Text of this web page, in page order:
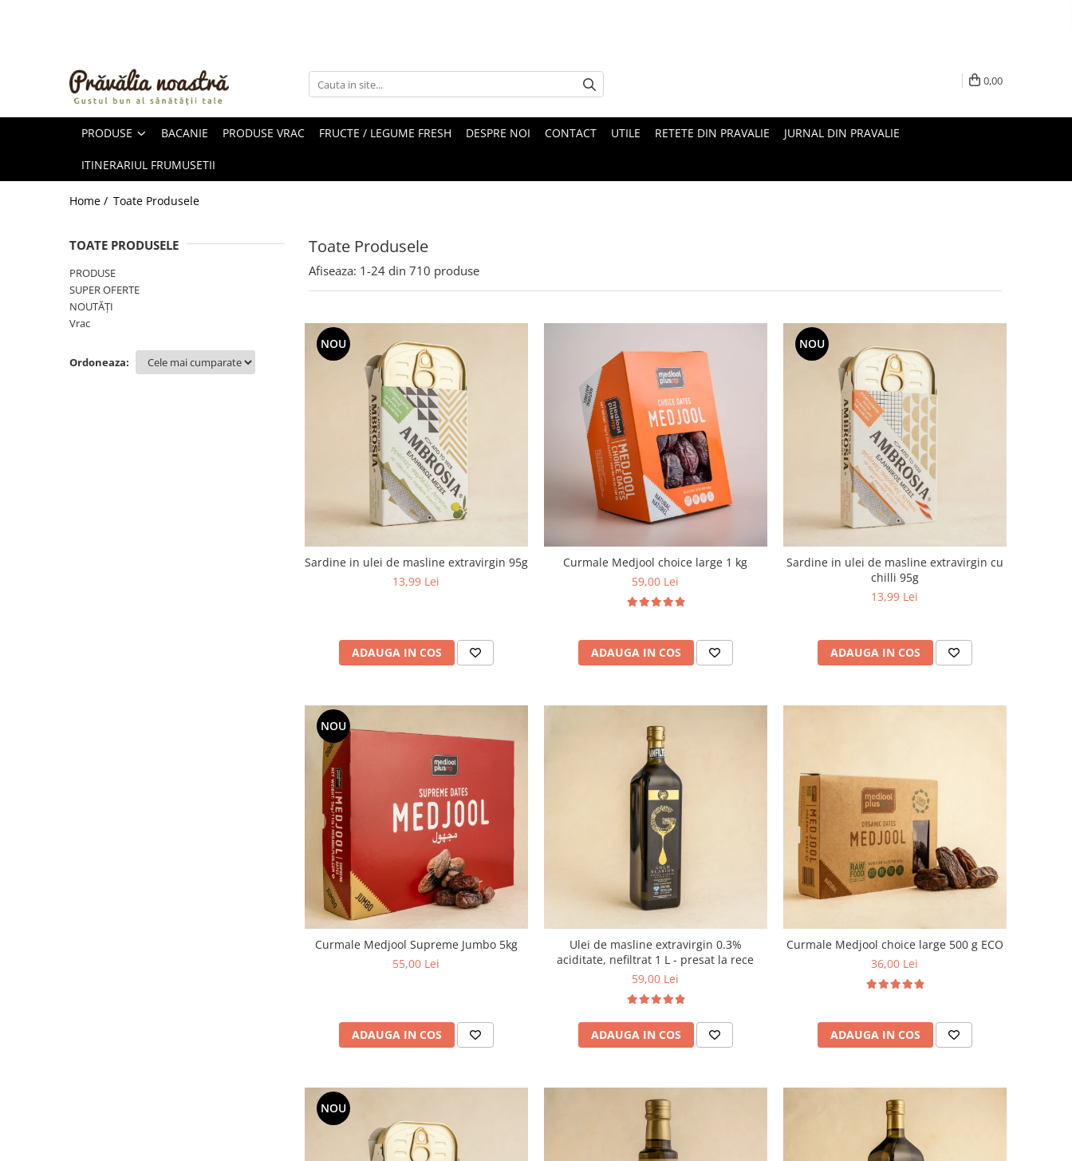
ULEIURI ȘI UNTURI
FRUCTE DESHIDRATATE
FRUCTE LA CONSERVĂ
FĂINĂ FĂRĂ GLUTEN
BĂUTURI / LAPTE VEGETAL
0,00
PRODUSE BACANIE PRODUSE VRAC FRUCTE / LEGUME FRESH DESPRE NOI CONTACT UTILE RETETE DIN PRAVALIE JURNAL DIN PRAVALIE
ITINERARIUL FRUMUSETII
Home / Toate Produsele
Toate Produsele
TOATE PRODUSELE
PRODUSE
SUPER OFERTE
NOUTĂȚI
Vrac
Ordoneaza:
Afiseaza: 1-24 din 710 produse
NOU
Sardine in ulei de masline extravirgin 95g
13,99 Lei
ADAUGA IN COS
Curmale Medjool choice large 1 kg
59,00 Lei
ADAUGA IN COS
NOU
Sardine in ulei de masline extravirgin cu
chilli 95g
13,99 Lei
ADAUGA IN COS
NOU
Curmale Medjool Supreme Jumbo 5kg
55,00 Lei
ADAUGA IN COS
Ulei de masline extravirgin 0.3%
aciditate, nefiltrat 1 L - presat la rece
59,00 Lei
ADAUGA IN COS
Curmale Medjool choice large 500 g ECO
36,00 Lei
ADAUGA IN COS
NOU